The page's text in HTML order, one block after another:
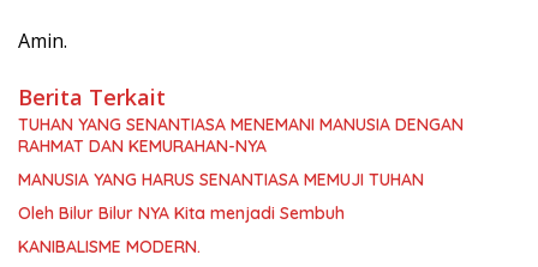
Amin.
Berita Terkait
TUHAN YANG SENANTIASA MENEMANI MANUSIA DENGAN
RAHMAT DAN KEMURAHAN-NYA
MANUSIA YANG HARUS SENANTIASA MEMUJI TUHAN
Oleh Bilur Bilur NYA Kita menjadi Sembuh
KANIBALISME MODERN.